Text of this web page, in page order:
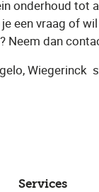
onderhoud tot
een vraag of wil
Neem dan
Wiegerinck
Services